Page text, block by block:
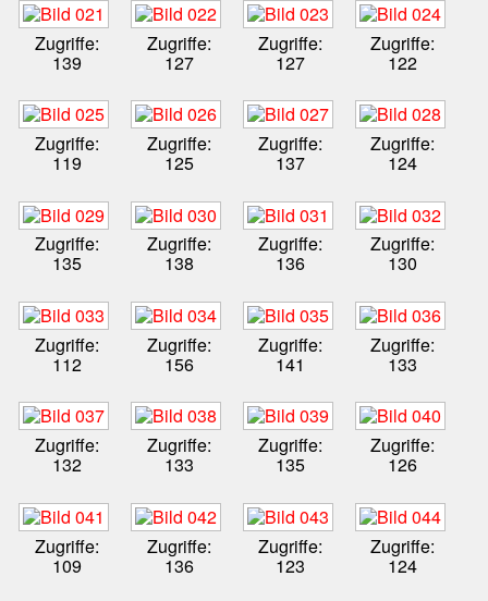
Zugriffe:
139
Zugriffe:
127
Zugriffe:
127
Zugriffe:
122
Zugriffe:
119
Zugriffe:
125
Zugriffe:
137
Zugriffe:
124
Zugriffe:
135
Zugriffe:
138
Zugriffe:
136
Zugriffe:
130
Zugriffe:
112
Zugriffe:
156
Zugriffe:
141
Zugriffe:
133
Zugriffe:
132
Zugriffe:
133
Zugriffe:
135
Zugriffe:
126
Zugriffe:
109
Zugriffe:
136
Zugriffe:
123
Zugriffe:
124